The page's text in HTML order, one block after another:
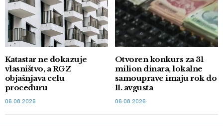
Katastar ne dokazuje
vlasništvo, a RGZ
objašnjava celu
proceduru
06.08.2026
Otvoren konkurs za 31
milion dinara, lokalne
samouprave imaju rok do
11. avgusta
06.08.2026